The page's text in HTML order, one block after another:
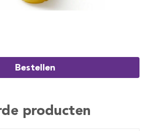
Bestellen
producten